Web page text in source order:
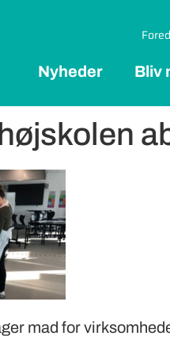
Nyheder Bliv
mad for